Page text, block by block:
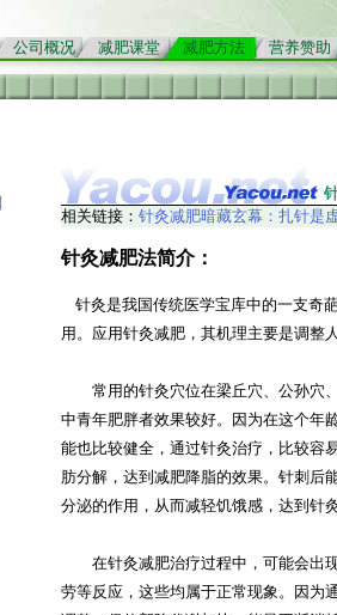
公司概况 减肥课堂 减肥方法 营养赞助
相关链接： 针灸减肥暗藏玄幕：扎针是
针灸减肥法简介：
针灸是我国传统医学宝库中的一支奇
用。应用针灸减肥 ，其机理主要是调整
常用的针灸穴位在梁丘穴、公孙穴
中青年肥胖者效果较好。因为在这个年
能也比较健全，通过针灸治疗，比较容
肪分解，达到减肥降脂的效果。针刺后
分泌的作用，从而减轻饥饿感，达到针
在针灸减肥治疗过程中，可能会出
劳等反应，这些均属于正常现象。因为